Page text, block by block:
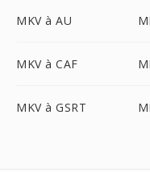
MKV à AU
MKV à CAF
MKV à GSRT